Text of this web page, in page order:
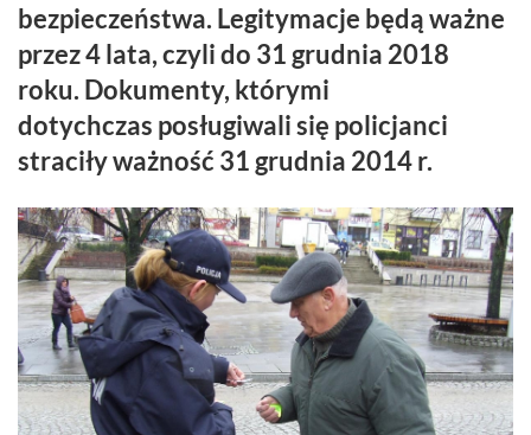
bezpieczeństwa. Legitymacje będą ważne
przez 4 lata, czyli do 31 grudnia 2018
roku. Dokumenty, którymi
dotychczas posługiwali się policjanci
straciły ważność 31 grudnia 2014 r.